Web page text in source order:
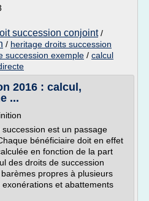
succession conjoint/
/ heritage droits succession
succession exemple / calcul
2016 : calcul,
...
est un passage
bénéficiaire doit en effet
en fonction de la part
des droits de succession
propres à plusieurs
et abattements